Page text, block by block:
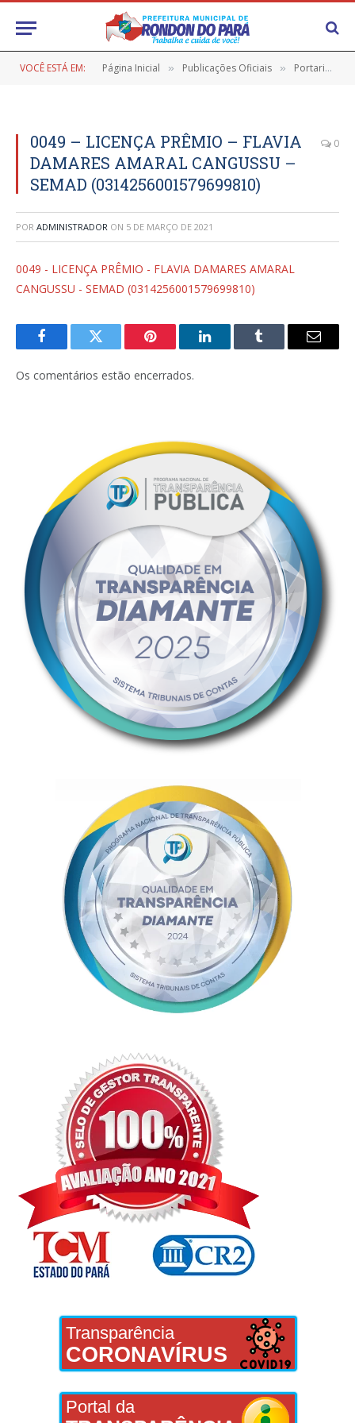
VOCÊ ESTÁ EM: Página Inicial » Publicações Oficiais » Portarias
0049 – LICENÇA PRÊMIO – FLAVIA
DAMARES AMARAL CANGUSSU –
SEMAD (0314256001579699810)
0
POR ADMINISTRADOR ON 5 DE MARÇO DE 2021
0049 - LICENÇA PRÊMIO - FLAVIA DAMARES AMARAL
CANGUSSU - SEMAD (0314256001579699810)
FacebookTwitter Pinterest LinkedInTumblr
E-
Os comentários estão encerrados.
Transparência
CORONAVÍRUS
Portal da